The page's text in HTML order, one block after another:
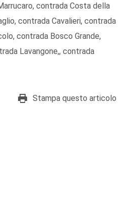
contrada Costa della
contrada Cavalieri, contrada
contrada Bosco Grande,
Lavangone,, contrada
Stampa questo articolo